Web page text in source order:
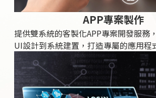
APP專案製作
提供雙系統的客製化APP專案開發服務
UI設計到系統建置，打造專屬的應用程